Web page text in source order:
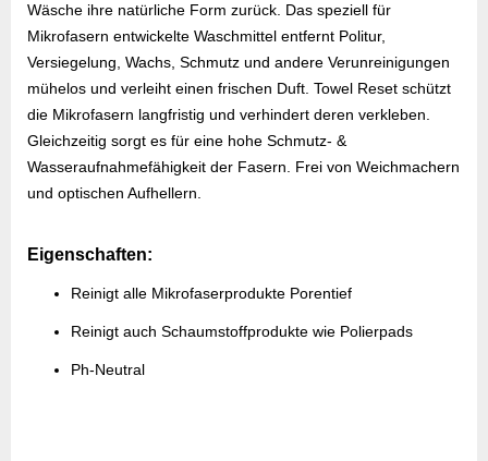
Wäsche ihre natürliche Form zurück. Das speziell für
Mikrofasern entwickelte Waschmittel entfernt Politur,
Versiegelung, Wachs, Schmutz und andere Verunreinigungen
mühelos und verleiht einen frischen Duft. Towel Reset schützt
die Mikrofasern langfristig und verhindert deren verkleben.
Gleichzeitig sorgt es für eine hohe Schmutz- &
Wasseraufnahmefähigkeit der Fasern. Frei von Weichmachern
und optischen Aufhellern.
Eigenschaften:
Reinigt alle Mikrofaserprodukte Porentief
Reinigt auch Schaumstoffprodukte wie Polierpads
Ph-Neutral